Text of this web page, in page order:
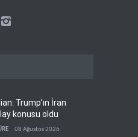
Trump’ın İran
konusu oldu
08 Ağustos 2026